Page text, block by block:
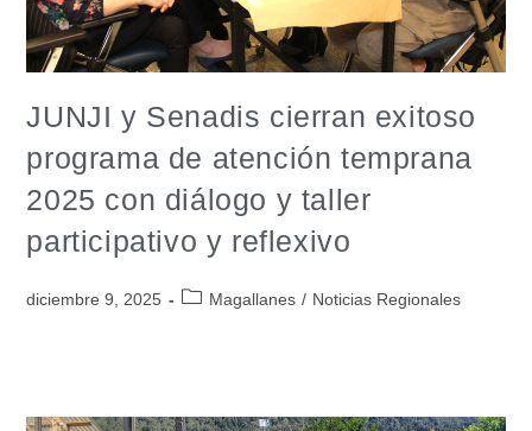
JUNJI y Senadis cierran exitoso
programa de atención temprana
2025 con diálogo y taller
participativo y reflexivo
diciembre 9, 2025 Magallanes / Noticias Regionales